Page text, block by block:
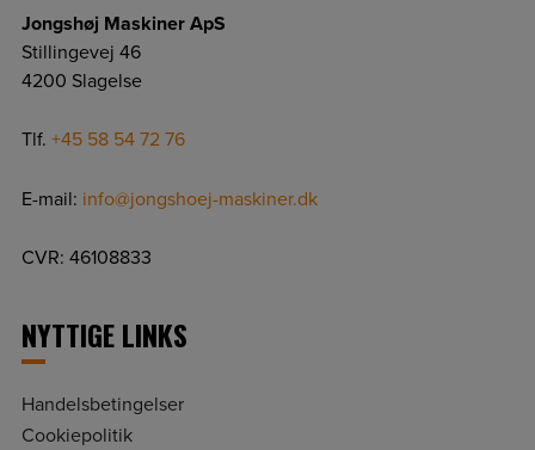
Jongshøj Maskiner ApS
Stillingevej 46
4200 Slagelse
Tlf. +45 58 54 72 76
E-mail: info@jongshoej-maskiner.dk
CVR: 46108833
NYTTIGE LINKS
Handelsbetingelser
Cookiepolitik